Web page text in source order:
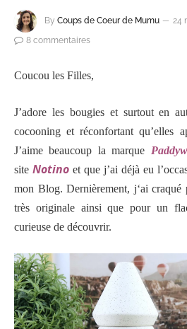
By Coups de Coeur de Mumu
24
8 commentaires
Coucou les Filles,
J’adore les bougies et surtout en
cocooning et réconfortant qu’elles
J’aime beaucoup la marque
site Notino et que j’ai déjà eu
mon Blog. Dernièrement, j‘ai
très originale ainsi que pour un
curieuse de découvrir.